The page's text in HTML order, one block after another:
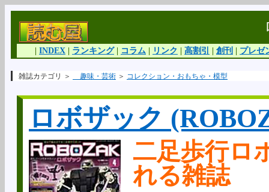
INDEX ランキング| コラム リンク 高割引 創刊 プレゼ
雑誌カテゴリ ＞ 趣味・芸術 ＞ コレクション・おもちゃ・模型
ロボザック
二足歩行ロ
れる雑誌